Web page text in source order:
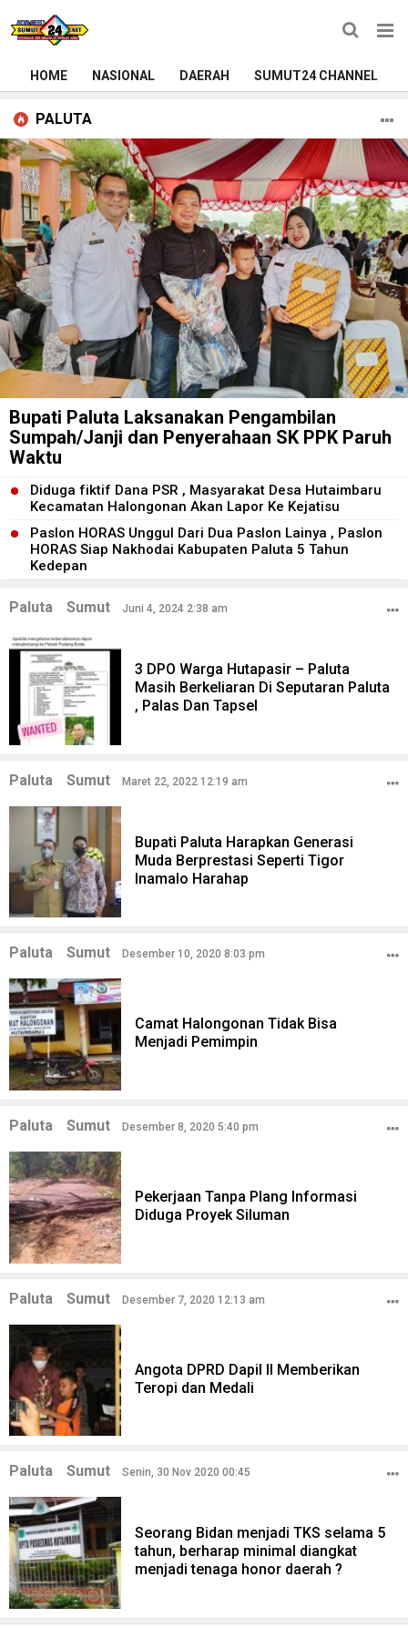
HOME NASIONAL DAERAH SUMUT24 CHANNEL
PALUTA
Bupati Paluta Laksanakan Pengambilan
Sumpah/Janji dan Penyerahaan SK PPK Paruh
Waktu
Diduga fiktif Dana PSR , Masyarakat Desa Hutaimbaru
Kecamatan Halongonan Akan Lapor Ke Kejatisu
Paslon HORAS Unggul Dari Dua Paslon Lainya , Paslon
HORAS Siap Nakhodai Kabupaten Paluta 5 Tahun
Kedepan
Paluta Sumut Juni 4, 2024 2:38 am
3 DPO Warga Hutapasir – Paluta
Masih Berkeliaran Di Seputaran Paluta
, Palas Dan Tapsel
Paluta Sumut Maret 22, 2022 12:19 am
Bupati Paluta Harapkan Generasi
Muda Berprestasi Seperti Tigor
Inamalo Harahap
Paluta Sumut Desember 10, 2020 8:03 pm
Camat Halongonan Tidak Bisa
Menjadi Pemimpin
Paluta Sumut Desember 8, 2020 5:40 pm
Pekerjaan Tanpa Plang Informasi
Diduga Proyek Siluman
Paluta Sumut Desember 7, 2020 12:13 am
Angota DPRD Dapil II Memberikan
Teropi dan Medali
Paluta Sumut Senin, 30 Nov 2020 00:45
Seorang Bidan menjadi TKS selama 5
tahun, berharap minimal diangkat
menjadi tenaga honor daerah ?